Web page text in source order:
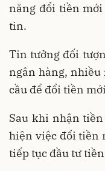
năng đổi tiền
tin.
Tin tưởng đối
ngân hàng,
cầu để đổi tiền
Sau khi nhận
hiện việc đổi tiền
tiếp tục đầu tư